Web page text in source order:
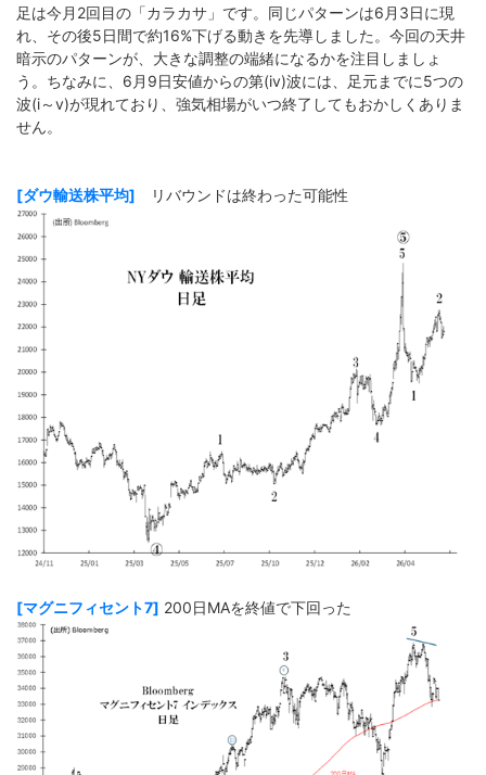
足は今月2回目の「カラカサ」です。同じパターンは6月3日に現
れ、その後5日間で約16%下げる動きを先導しました。今回の天井
暗示のパターンが、大きな調整の端緒になるかを注目しましょ
う。ちなみに、6月9日安値からの第(iv)波には、足元までに5つの
波(i～v)が現れており、強気相場がいつ終了してもおかしくありま
せん。
[ダウ輸送株平均] リバウンドは終わった可能性
[マグニフィセント7] 200日MAを終値で下回った